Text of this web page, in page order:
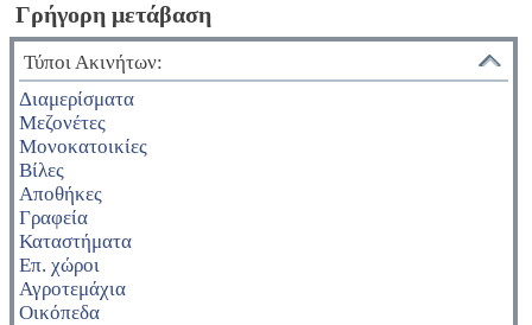
Γρήγορη μετάβαση
Τύποι Ακινήτων:
Διαμερίσματα
Μεζονέτες
Μονοκατοικίες
Βίλες
Αποθήκες
Γραφεία
Καταστήματα
Επ. χώροι
Αγροτεμάχια
Οικόπεδα